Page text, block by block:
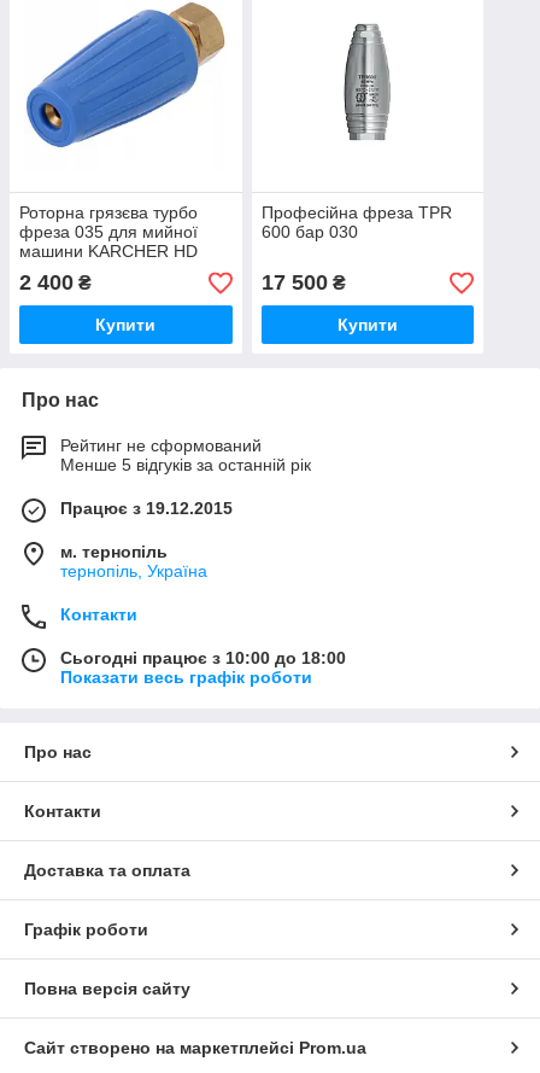
Роторна грязєва турбо
фреза 035 для мийної
машини KARCHER HD
HDS 276 бар
2 400 ₴
Купити
Професійна фреза TPR
600 бар 030
17 500₴
Купити
Про нас
Рейтинг не сформований
Менше 5 відгуків за останній рік
Працює з 19.12.2015
м. тернопіль
тернопіль, Україна
Контакти
Сьогодні працює з 10:00 до 18:00
Показати весь графік роботи
Про нас
Контакти
Доставка та оплата
Графік роботи
Повна версія сайту
Сайт створено на маркетплейсі Prom.ua